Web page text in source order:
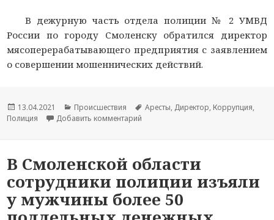
В дежурную часть отдела полиции № 2 УМВД
России по городу Смоленску обратился директор
мясоперерабатывающего предприятия с заявлением
о совершении мошеннических действий.
Опубликовано
13.04.2021 Рубрики
Происшествия Метки
Аресты, Директор, Коррупция,
Полиция
Добавить комментарий
В Смоленской области
сотрудники полиции изъяли
у мужчины более 50